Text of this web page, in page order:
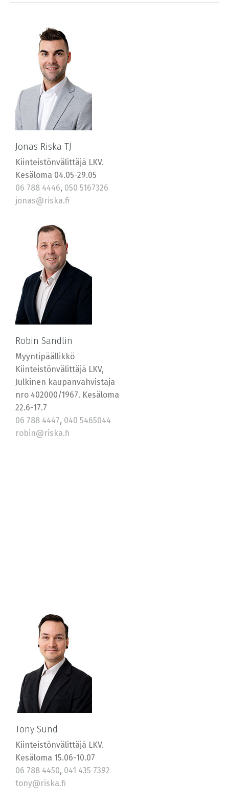
Jonas Riska TJ
Kiinteistönvälittäjä LKV.
Kesäloma 04.05-29.05
06 788 4446, 050 5167326
jonas@riska.fi
Robin Sandlin
Myyntipäällikkö
Kiinteistönvälittäjä LKV,
Julkinen kaupanvahvistaja
nro 402000/1967. Kesäloma
22.6-17.7
06 788 4447, 040 5465044
robin@riska.fi
Tony Sund
Kiinteistönvälittäjä LKV.
Kesäloma 15.06-10.07
06 788 4450, 041 435 7392
tony@riska.fi